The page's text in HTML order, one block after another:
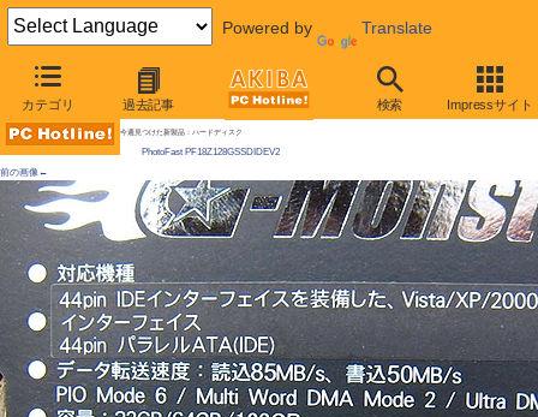
Powered by Translate
カテゴリ 過去記事 検索 Impressサイト
AKIBA PC Hotline! 2009年5月30日号
1.8"IDE-SSDの128GBモデルが初登場、日立型
今週見つけた新製品：ハードディスク
PhotoFast PF18Z128GSSDIDEV2
前の画像←